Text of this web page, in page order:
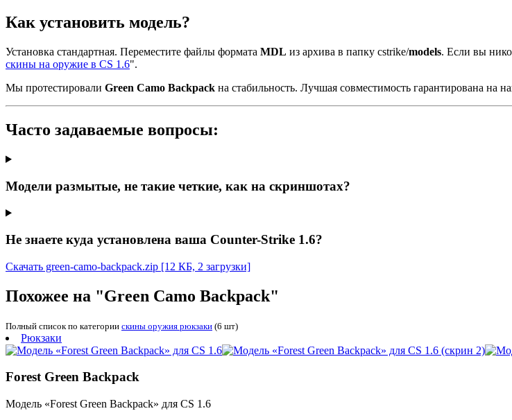
Как установить модель?
Установка стандартная. Переместите файлы формата MDL из архива в папку cstrike/models. Если вы
скины на оружие в CS 1.6".
Мы протестировали Green Camo Backpack на стабильность. Лучшая совместимость гарантирована на
Часто задаваемые вопросы:
Модели размытые, не такие четкие, как на скриншотах?
Не знаете куда установлена ваша Counter-Strike 1.6?
Скачать green-camo-backpack.zip [12 КБ, 2 загрузки]
Похожее на "Green Camo Backpack"
Полный список по категории скины оружия рюкзаки (6 шт)
Рюкзаки
Forest Green Backpack
Модель «Forest Green Backpack» для CS 1.6